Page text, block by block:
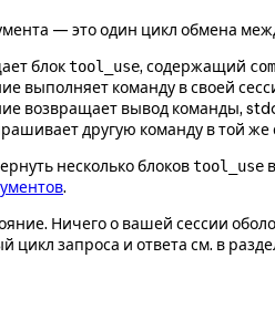
— это один цикл обмена
блокtool_use, содержащий
выполняет команду в своей
возвращает вывод команды,
другую команду в той же
несколько блоковtool_use
.
Ничего о вашей сессии
цикл запроса и ответа см. в